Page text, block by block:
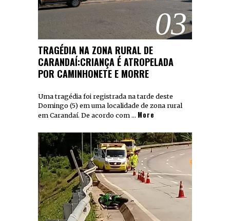
03
TRAGÉDIA NA ZONA RURAL DE
CARANDAÍ:CRIANÇA É ATROPELADA
POR CAMINHONETE E MORRE
Uma tragédia foi registrada na tarde deste
Domingo (5) em uma localidade de zona rural
em Carandaí. De acordo com … More